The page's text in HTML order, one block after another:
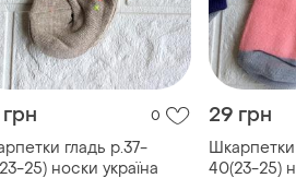
ще 3 37 і ще
TOP TOP